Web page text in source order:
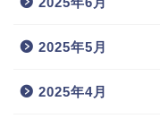
2025年5月
2025年4月